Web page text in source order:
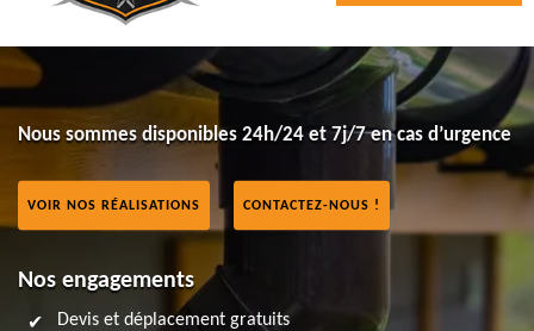
Nous sommes disponibles 24h/24 et 7j/7 en cas d’urgence
VOIR NOS RÉALISATIONS CONTACTEZ-NOUS !
Nos engagements
Devis et déplacement gratuits